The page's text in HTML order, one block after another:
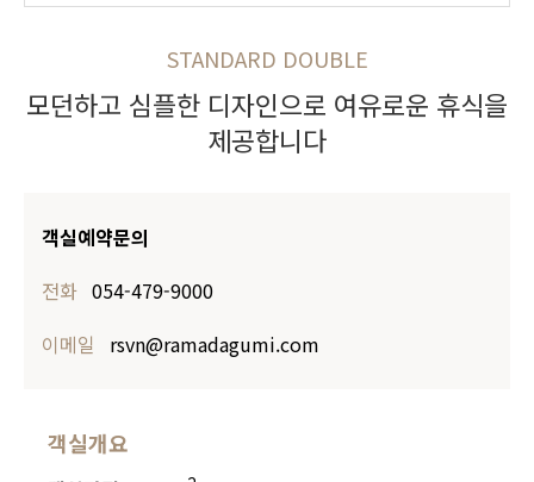
STANDARD DOUBLE
모던하고 심플한 디자인으로 여유로운 휴식을
제공합니다
객실예약문의
전화 054-479-9000
이메일
rsvn@ramadagumi.com
객실개요